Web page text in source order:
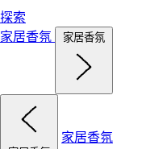
探索
家居香氛
家居香氛
家居香氛